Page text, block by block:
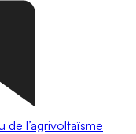
de l’agrivoltaïsme